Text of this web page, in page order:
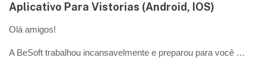
Aplicativo Para Vistorias (Android, IOS)
Olá amigos!
A BeSoft trabalhou incansavelmente e preparou para você …